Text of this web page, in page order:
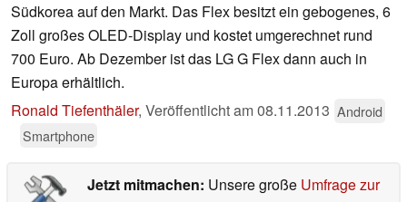
Südkorea auf den Markt. Das Flex besitzt ein gebogenes, 6
Zoll großes OLED-Display und kostet umgerechnet rund
700 Euro. Ab Dezember ist das LG G Flex dann auch in
Europa erhältlich.
Ronald Tiefenthäler, Veröffentlicht am08.11.2013 Android
Smartphone
Jetzt mitmachen: Unsere große Umfrage zur